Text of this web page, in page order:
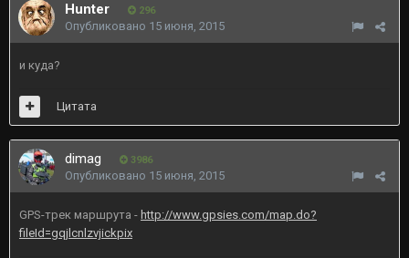
Hunter 296
Опубликовано 15 июня, 2015
и куда?
Цитата
dimag 3986
Опубликовано 15 июня, 2015
GPS-трек маршрута - http://www.gpsies.com/map.do?
fileId=gqjlcnlzvjickpix